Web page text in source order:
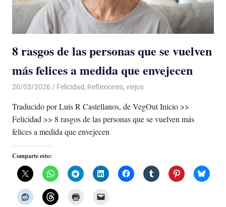
8 rasgos de las personas que se vuelven
más felices a medida que envejecen
20/03/2026 De todo un Poco
Felicidad, Reflexiones, viejos
Traducido por Luis R Castellanos, de VegOut Inicio >>
Felicidad >> 8 rasgos de las personas que se vuelven más
felices a medida que envejecen
Comparte esto: